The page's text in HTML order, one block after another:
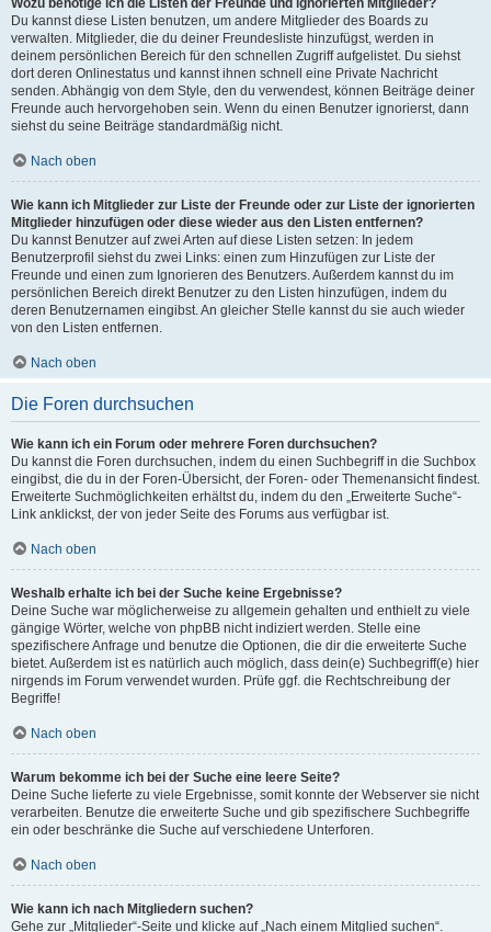
Wozu benötige ich die Listen der Freunde und ignorierten Mitglieder?
Du kannst diese Listen benutzen, um andere Mitglieder des Boards zu
verwalten. Mitglieder, die du deiner Freundesliste hinzufügst, werden in
deinem persönlichen Bereich für den schnellen Zugriff aufgelistet. Du siehst
dort deren Onlinestatus und kannst ihnen schnell eine Private Nachricht
senden. Abhängig von dem Style, den du verwendest, können Beiträge deiner
Freunde auch hervorgehoben sein. Wenn du einen Benutzer ignorierst, dann
siehst du seine Beiträge standardmäßig nicht.
Nach oben
Wie kann ich Mitglieder zur Liste der Freunde oder zur Liste der ignorierten
Mitglieder hinzufügen oder diese wieder aus den Listen entfernen?
Du kannst Benutzer auf zwei Arten auf diese Listen setzen: In jedem
Benutzerprofil siehst du zwei Links: einen zum Hinzufügen zur Liste der
Freunde und einen zum Ignorieren des Benutzers. Außerdem kannst du im
persönlichen Bereich direkt Benutzer zu den Listen hinzufügen, indem du
deren Benutzernamen eingibst. An gleicher Stelle kannst du sie auch wieder
von den Listen entfernen.
Nach oben
Die Foren durchsuchen
Wie kann ich ein Forum oder mehrere Foren durchsuchen?
Du kannst die Foren durchsuchen, indem du einen Suchbegriff in die Suchbox
eingibst, die du in der Foren-Übersicht, der Foren- oder Themenansicht findest.
Erweiterte Suchmöglichkeiten erhältst du, indem du den „Erweiterte Suche“-
Link anklickst, der von jeder Seite des Forums aus verfügbar ist.
Nach oben
Weshalb erhalte ich bei der Suche keine Ergebnisse?
Deine Suche war möglicherweise zu allgemein gehalten und enthielt zu viele
gängige Wörter, welche von phpBB nicht indiziert werden. Stelle eine
spezifischere Anfrage und benutze die Optionen, die dir die erweiterte Suche
bietet. Außerdem ist es natürlich auch möglich, dass dein(e) Suchbegriff(e) hier
nirgends im Forum verwendet wurden. Prüfe ggf. die Rechtschreibung der
Begriffe!
Nach oben
Warum bekomme ich bei der Suche eine leere Seite?
Deine Suche lieferte zu viele Ergebnisse, somit konnte der Webserver sie nicht
verarbeiten. Benutze die erweiterte Suche und gib spezifischere Suchbegriffe
ein oder beschränke die Suche auf verschiedene Unterforen.
Nach oben
Wie kann ich nach Mitgliedern suchen?
Gehe zur „Mitglieder“-Seite und klicke auf „Nach einem Mitglied suchen“.